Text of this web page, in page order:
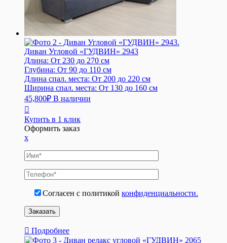
Диван Угловой «ГУДВИН» 2943
Длина: От 230 до 270 см
Глубина: От 90 до 110 см
Длина спал. места: От 200 до 220 см
Ширина спал. места: От 130 до 160 см
45,800₽ В наличии
Купить в 1 клик
Оформить заказ
x
Согласен с политикой конфиденциальности.
Подробнее